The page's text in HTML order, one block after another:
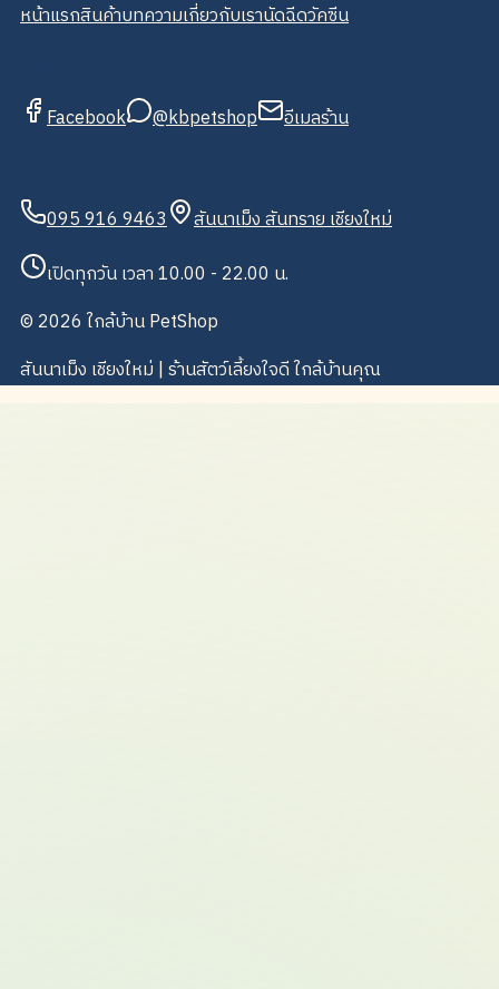
หน้าแรกสินค้าบทความเกี่ยวกับเรานัดฉีดวัคซีน
Facebook @kbpetshop อีเมลร้าน
095 916 9463
สันนาเม็ง สันทราย เชียงใหม่
เปิดทุกวัน เวลา 10.00 - 22.00 น.
© 2026 ใกล้บ้าน PetShop
สันนาเม็ง เชียงใหม่ | ร้านสัตว์เลี้ยงใจดี ใกล้บ้านคุณ